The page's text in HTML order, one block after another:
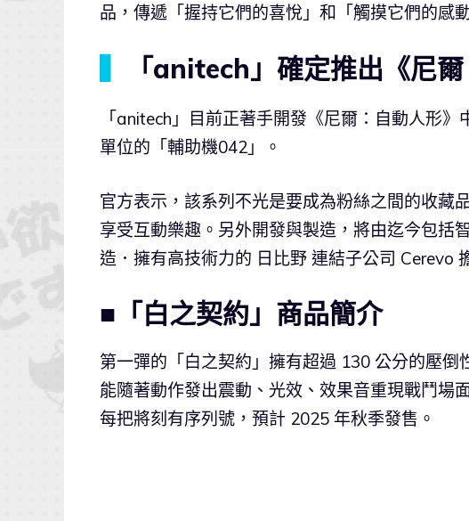
品，傳遞「握持它們的喜悅」和「觸摸它們的感
「anitech」確定推出《尼
「anitech」目前正著手開發《尼爾：自動人形
單位的「輔助機042」。
官方表示，該系列不光是要成為粉絲之間的收藏
享受互動樂趣。另外開發與製造，將由迄今包括
造．擁有高技術力的 日比野 連結子公司 Cerevo
■「白之契約」商品簡介
第一彈的「白之契約」擁有超過 130 公分的壓
能隨著動作發出震動、光效、效果音重現戰鬥場
每把將刻有序列號，預計 2025 年秋季發售。